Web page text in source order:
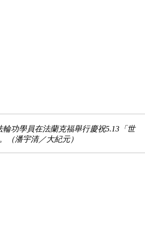
輪功學員在法蘭克福舉行慶祝5.13「世
（潘宇清／大紀元）